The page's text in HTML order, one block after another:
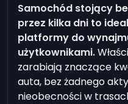
Samochód stojący
przez kilka dni to
platformy do
użytkownikami.
zarabiają znaczące
auta, bez żadnego
nieobecności w